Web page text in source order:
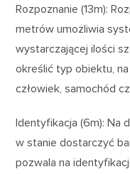
Rozpoznanie (13m):
metrów umożliwia
wystarczającej ilości
określić typ obiektu,
człowiek, samochód
Identyfikacja (6m): Na
w stanie dostarczyć
pozwala na